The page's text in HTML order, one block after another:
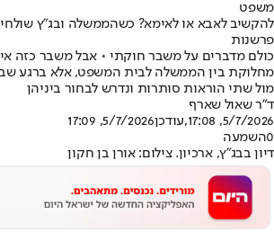
משפט
להקשיב לאבא או לאימא? כשהממשלה ובג"ץ
פרשנות
כולם מדברים על משבר חוקתי • אבל משבר כזה
מחלוקת בין הממשלה לבית המשפט, אלא ברגע
מול שתי הוראות סותרות ונדרש לבחור ביניהן
ד"ר שאול שארף
5/7/2026, 17:08
,עודכן5/7/2026, 17:09
0השמעה
דיון בבג"ץ, ארכיון. צילום: אורן בן חקון